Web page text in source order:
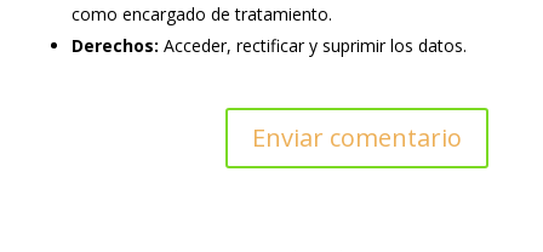
como encargado de tratamiento.
Derechos: Acceder, rectificar y suprimir los datos.